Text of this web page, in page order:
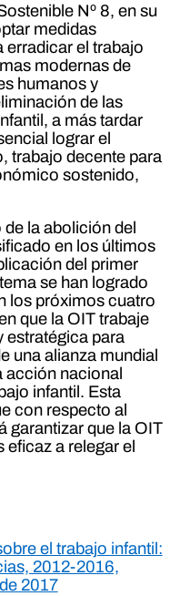
Nº 8, en su
medidas
erradicar el trabajo
modernas de
humanos y
de las
a más tardar
lograr el
trabajo decente para
sostenido,
la abolición del
en los últimos
del primer
se han logrado
los próximos cuatro
que la OIT trabaje
estratégica para
una alianza mundial
acción nacional
infantil. Esta
con respecto al
garantizar que la OIT
a relegar el
el trabajo infantil:
2012-2016,
2017